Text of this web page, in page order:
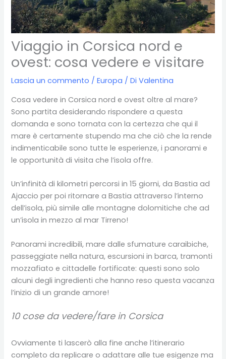
Viaggio in Corsica nord e
ovest: cosa vedere e visitare
Lascia un commento /Europa / DiValentina
Cosa vedere in Corsica nord e ovest oltre al mare?
Sono partita desiderando rispondere a questa
domanda e sono tornata con la certezza che qui il
mare è certamente stupendo ma che ciò che la rende
indimenticabile sono tutte le esperienze, i panorami e
le opportunità di visita che l’isola offre.
Un’infinità di kilometri percorsi in 15 giorni, da Bastia ad
Ajaccio per poi ritornare a Bastia attraverso l’interno
dell’isola, più simile alle montagne dolomitiche che ad
un’isola in mezzo al mar Tirreno!
Panorami incredibili, mare dalle sfumature caraibiche,
passeggiate nella natura, escursioni in barca, tramonti
mozzafiato e cittadelle fortificate: questi sono solo
alcuni degli ingredienti che hanno reso questa vacanza
l’inizio di un grande amore!
10 cose da vedere/fare in Corsica
Ovviamente ti lascerò alla fine anche l’itinerario
completo da replicare o adattare alle tue esigenze ma